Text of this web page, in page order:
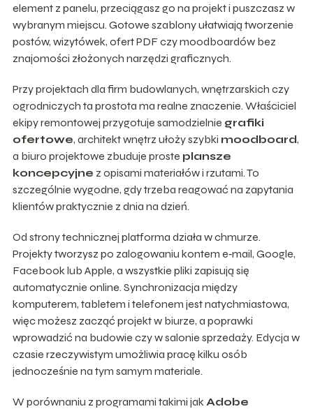
element z panelu, przeciągasz go na projekt i puszczasz w
wybranym miejscu. Gotowe szablony ułatwiają tworzenie
postów, wizytówek, ofert PDF czy moodboardów bez
znajomości złożonych narzędzi graficznych.
Przy projektach dla firm budowlanych, wnętrzarskich czy
ogrodniczych ta prostota ma realne znaczenie. Właściciel
ekipy remontowej przygotuje samodzielnie grafiki
ofertowe, architekt wnętrz ułoży szybki moodboard,
a biuro projektowe zbuduje proste plansze
koncepcyjne z opisami materiałów i rzutami. To
szczególnie wygodne, gdy trzeba reagować na zapytania
klientów praktycznie z dnia na dzień.
Od strony technicznej platforma działa w chmurze.
Projekty tworzysz po zalogowaniu kontem e‑mail, Google,
Facebook lub Apple, a wszystkie pliki zapisują się
automatycznie online. Synchronizacja między
komputerem, tabletem i telefonem jest natychmiastowa,
więc możesz zacząć projekt w biurze, a poprawki
wprowadzić na budowie czy w salonie sprzedaży. Edycja w
czasie rzeczywistym umożliwia pracę kilku osób
jednocześnie na tym samym materiale.
W porównaniu z programami takimi jak Adobe